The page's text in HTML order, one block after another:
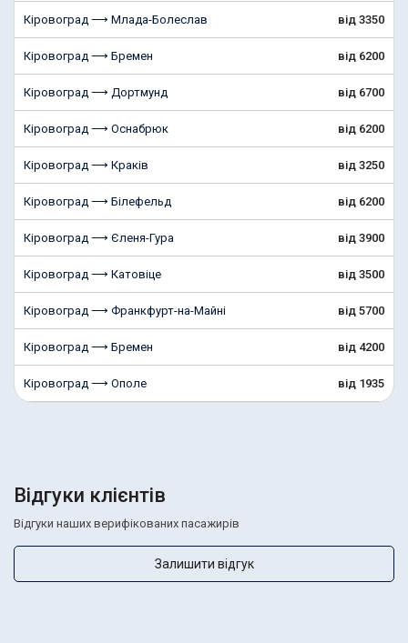
Кіровоград ⟶ Млада-Болеслав від 3350
Кіровоград ⟶ Бремен від 6200
Кіровоград ⟶ Дортмунд від 6700
Кіровоград ⟶ Оснабрюк від 6200
Кіровоград ⟶ Краків від 3250
Кіровоград ⟶ Білефельд від 6200
Кіровоград ⟶ Єленя-Гура від 3900
Кіровоград ⟶ Катовіце від 3500
Кіровоград ⟶ Франкфурт-на-Майні від 5700
Кіровоград ⟶ Бремен від 4200
Кіровоград ⟶ Ополе від 1935
Відгуки клієнтів
Відгуки наших верифікованих пасажирів
Залишити відгук